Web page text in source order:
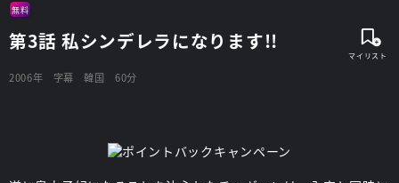
無料
第3話 私シンデレラになります!!
2006年 字幕 韓国 60分